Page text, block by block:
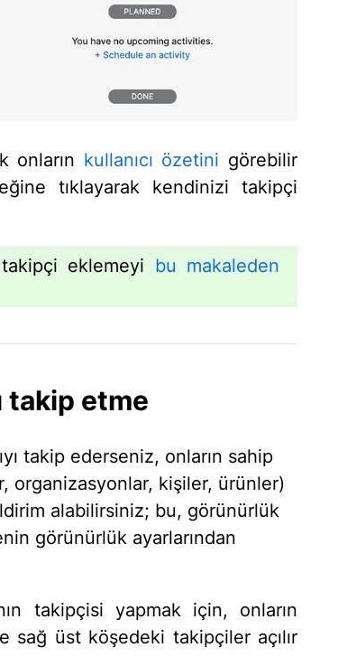
onların kullanıcı özetini görebilir
tıklayarak kendinizi takipçi
eklemeyi bu makaleden
takip etme
takip ederseniz, onların sahip
organizasyonlar, kişiler, ürünler)
alabilirsiniz; bu, görünürlük
görünürlük ayarlarından
takipçisi yapmak için, onların
sağ üst köşedeki takipçiler açılır